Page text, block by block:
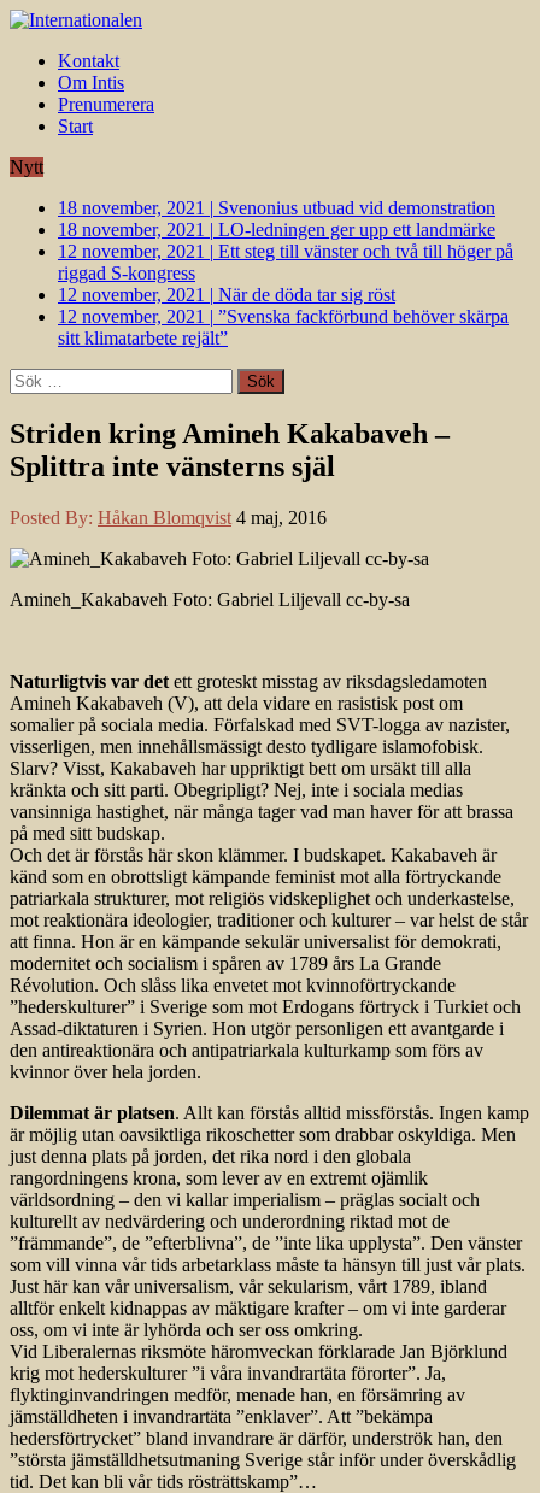
Kontakt
Om Intis
Prenumerera
Start
Nytt
18 november, 2021 | Svenonius utbuad vid demonstration
18 november, 2021 | LO-ledningen ger upp ett landmärke
12 november, 2021 | Ett steg till vänster och två till höger på
riggad S-kongress
12 november, 2021 | När de döda tar sig röst
12 november, 2021 | ”Svenska fackförbund behöver skärpa
sitt klimatarbete rejält”
Sök
efter:
Striden kring Amineh Kakabaveh –
Splittra inte vänsterns själ
Posted By: Håkan Blomqvist 4 maj, 2016
Amineh_Kakabaveh Foto: Gabriel Liljevall cc-by-sa
Naturligtvis var det ett groteskt misstag av riksdagsledamoten
Amineh Kakabaveh (V), att dela vidare en rasistisk post om
somalier på sociala media. Förfalskad med SVT-logga av nazister,
visserligen, men innehållsmässigt desto tydligare islamofobisk.
Slarv? Visst, Kakabaveh har uppriktigt bett om ursäkt till alla
kränkta och sitt parti. Obegripligt? Nej, inte i sociala medias
vansinniga hastighet, när många tager vad man haver för att brassa
på med sitt budskap.
Och det är förstås här skon klämmer. I budskapet. Kakabaveh är
känd som en obrottsligt kämpande feminist mot alla förtryckande
patriarkala strukturer, mot religiös vidskeplighet och underkastelse,
mot reaktionära ideologier, traditioner och kulturer – var helst de står
att finna. Hon är en kämpande sekulär universalist för demokrati,
modernitet och socialism i spåren av 1789 års La Grande
Révolution. Och slåss lika envetet mot kvinnoförtryckande
”hederskulturer” i Sverige som mot Erdogans förtryck i Turkiet och
Assad-diktaturen i Syrien. Hon utgör personligen ett avantgarde i
den antireaktionära och antipatriarkala kulturkamp som förs av
kvinnor över hela jorden.
Dilemmat är platsen. Allt kan förstås alltid missförstås. Ingen kamp
är möjlig utan oavsiktliga rikoschetter som drabbar oskyldiga. Men
just denna plats på jorden, det rika nord i den globala
rangordningens krona, som lever av en extremt ojämlik
världsordning – den vi kallar imperialism – präglas socialt och
kulturellt av nedvärdering och underordning riktad mot de
”främmande”, de ”efterblivna”, de ”inte lika upplysta”. Den vänster
som vill vinna vår tids arbetarklass måste ta hänsyn till just vår plats.
Just här kan vår universalism, vår sekularism, vårt 1789, ibland
alltför enkelt kidnappas av mäktigare krafter – om vi inte garderar
oss, om vi inte är lyhörda och ser oss omkring.
Vid Liberalernas riksmöte häromveckan förklarade Jan Björklund
krig mot hederskulturer ”i våra invandrartäta förorter”. Ja,
flyktinginvandringen medför, menade han, en försämring av
jämställdheten i invandrartäta ”enklaver”. Att ”bekämpa
hedersförtrycket” bland invandrare är därför, underströk han, den
”största jämställdhetsutmaning Sverige står inför under överskådlig
tid. Det kan bli vår tids rösträttskamp”…